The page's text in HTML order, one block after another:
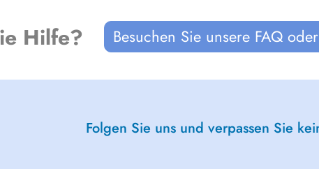
Hilfe? Besuchen Sie unsere FAQ
Folgen Sie uns und verpassen Sie